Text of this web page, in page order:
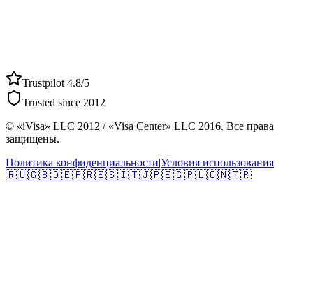
Trustpilot 4.8/5
Trusted since 2012
© «iVisa» LLC 2012 / «Visa Center» LLC 2016. Все права
защищены.
Политика конфиденциальности|Условия использования
🇷🇺🇬🇧🇩🇪🇫🇷🇪🇸🇮🇹🇯🇵🇪🇬🇵🇱🇨🇳🇹🇷